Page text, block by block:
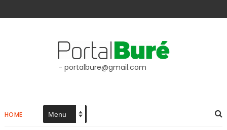
- portalbure@gmail.com
HOME